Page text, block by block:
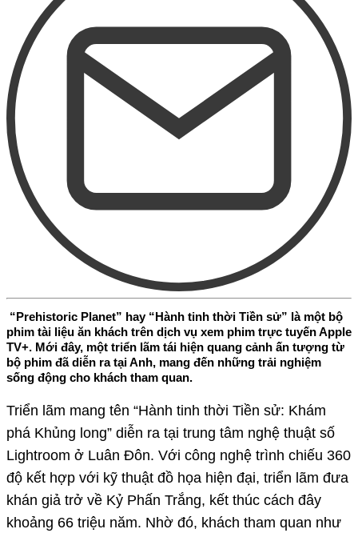
“Prehistoric Planet” hay “Hành tinh thời Tiền sử” là một bộ
phim tài liệu ăn khách trên dịch vụ xem phim trực tuyến Apple
TV+. Mới đây, một triển lãm tái hiện quang cảnh ấn tượng từ
bộ phim đã diễn ra tại Anh, mang đến những trải nghiệm
sống động cho khách tham quan.
Triển lãm mang tên “Hành tinh thời Tiền sử: Khám
phá Khủng long” diễn ra tại trung tâm nghệ thuật số
Lightroom ở Luân Đôn. Với công nghệ trình chiếu 360
độ kết hợp với kỹ thuật đồ họa hiện đại, triển lãm đưa
khán giả trở về Kỷ Phấn Trắng, kết thúc cách đây
khoảng 66 triệu năm. Nhờ đó, khách tham quan như